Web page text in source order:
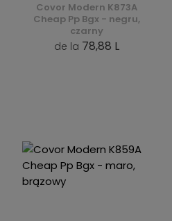
Covor Modern K873A
Cheap Pp Bgx - negru,
czarny
de la 78,88 L